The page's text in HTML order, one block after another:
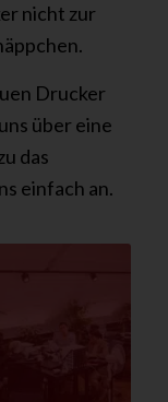
nicht zur
Drucker
über eine
das
einfach an.